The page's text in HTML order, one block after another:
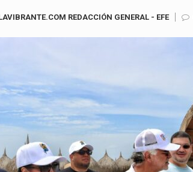
REDACCIÓN GENERAL - EFE